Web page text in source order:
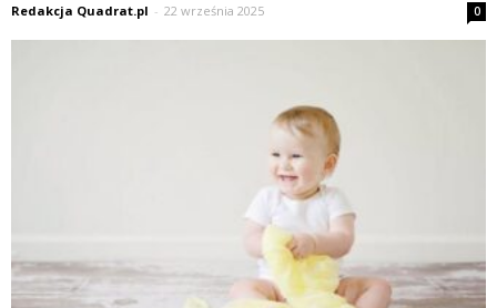
Redakcja Quadrat.pl - 22 września 2025 0